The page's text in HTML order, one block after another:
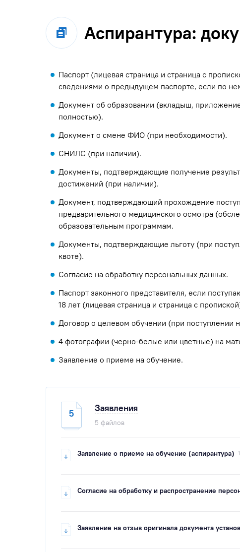
Аспирантура:
Паспорт (лицевая страница и страница с
сведениями о предыдущем паспорте, если по
Документ об образовании (вкладыш,
полностью).
Документ о смене ФИО (при необходимости).
СНИЛС (при наличии).
Документы, подтверждающие получение
достижений (при наличии).
Документ, подтверждающий прохождение
предварительного медицинского осмотра
образовательным программам.
Документы, подтверждающие льготу (при
квоте).
Согласие на обработку персональных данных.
Паспорт законного представителя, если
18 лет (лицевая страница и страница с
Договор о целевом обучении (при поступлении
4 фотографии (черно-белые или цветные) на
Заявление о приеме на обучение.
5 Заявления
5 файлов
Заявление о приеме на обучение (аспирантура)
Согласие на обработку и распространение
Заявление на отзыв оригинала документа